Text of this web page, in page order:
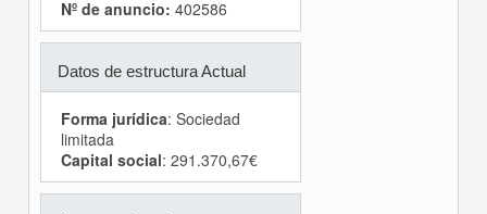
Nº de anuncio: 402586
Datos de estructura Actual
Forma jurídica: Sociedad
limitada
Capital social: 291.370,67€